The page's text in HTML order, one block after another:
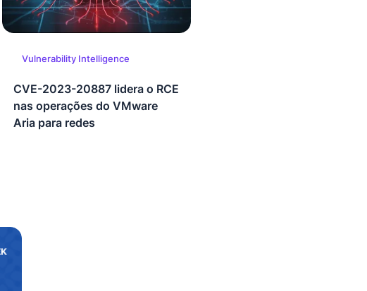
Vulnerability Intelligence
CVE-2023-20887 lidera o RCE
nas operações do VMware
Aria para redes